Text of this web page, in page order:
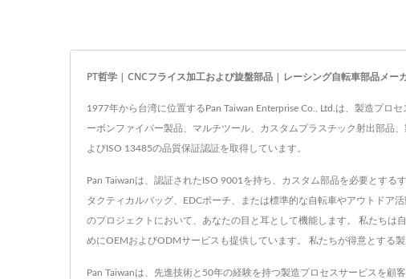
PT哲学 | CNCフライス加工および旋盤部品 | レーシング自転車部品メー
1977年から台湾に位置するPan Taiwan Enterprise Co., Ltd.は、製造プロ
ーボンファイバー製品、マルチツール、カスタムプラスチック射出部品
よびISO 13485の品質保証認証を取得しています。
Pan Taiwanは、認証されたISO 9001を持ち、カスタム部品を必要とす
タクティカルバッグ、EDCポーチ、または標準的な自転車やアウトドア
のプロジェクトにおいて、あなたの目と耳として機能します。 私たちは
めにOEMおよびODMサービスも提供しています。 私たちが得意とする
Pan Taiwanは、先進技術と50年の経験を持つ製造プロセスサービスを顧